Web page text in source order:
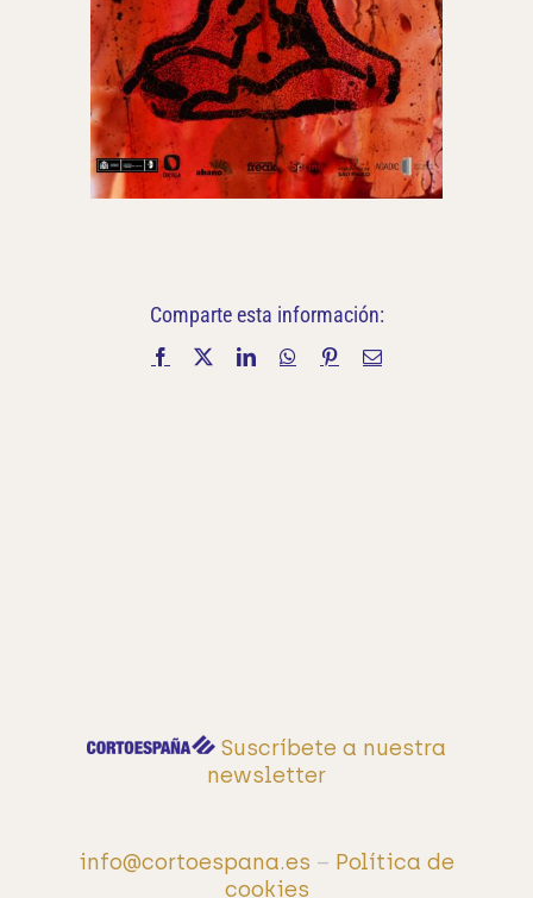
Comparte esta información:
Facebook LinkedInWhatsApp
PinterestCorreo
Suscríbete a nuestra
newsletter
info@cortoespana.es – Política de
cookies